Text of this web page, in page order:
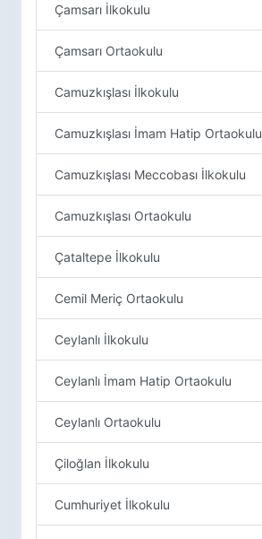
Çamsarı İlkokulu
Çamsarı Ortaokulu
Camuzkışlası İlkokulu
Camuzkışlası İmam Hatip Ortaokulu
Camuzkışlası Meccobası İlkokulu
Camuzkışlası Ortaokulu
Çataltepe İlkokulu
Cemil Meriç Ortaokulu
Ceylanlı İlkokulu
Ceylanlı İmam Hatip Ortaokulu
Ceylanlı Ortaokulu
Çiloğlan İlkokulu
Cumhuriyet İlkokulu